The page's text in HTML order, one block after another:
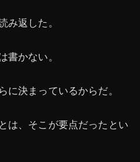
み返した。
書かない。
に決まっているからだ。
は、そこが要点だったとい